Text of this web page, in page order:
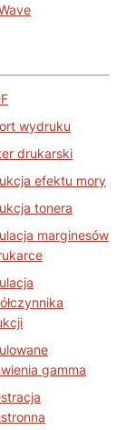
wydruku
drukarski
efektu mory
tonera
marginesów
gamma